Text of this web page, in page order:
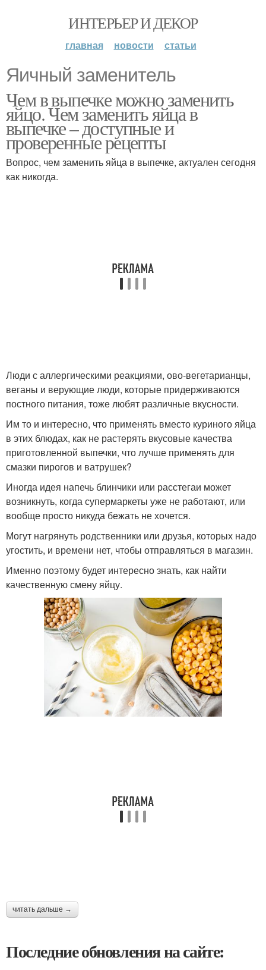
ИНТЕРЬЕР И ДЕКОР
главная новости статьи
Яичный заменитель
Чем в выпечке можно заменить
яйцо. Чем заменить яйца в
выпечке – доступные и
проверенные рецепты
Вопрос, чем заменить яйца в выпечке, актуален сегодня
как никогда.
Люди с аллергическими реакциями, ово-вегетарианцы,
веганы и верующие люди, которые придерживаются
постного питания, тоже любят различные вкусности.
Им то и интересно, что применять вместо куриного яйца
в этих блюдах, как не растерять вкусовые качества
приготовленной выпечки, что лучше применять для
смазки пирогов и ватрушек?
Иногда идея напечь блинчики или расстегаи может
возникнуть, когда супермаркеты уже не работают, или
вообще просто никуда бежать не хочется.
Могут нагрянуть родственники или друзья, которых надо
угостить, и времени нет, чтобы отправляться в магазин.
Именно поэтому будет интересно знать, как найти
качественную смену яйцу.
читать дальше →
Последние обновления на сайте: